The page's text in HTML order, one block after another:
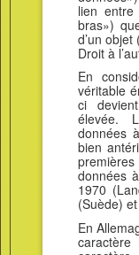
lien
bras»)
d’un
Droit à
En
véritable
ci
élevée.
données
bien
données
1970
(Suède)
En